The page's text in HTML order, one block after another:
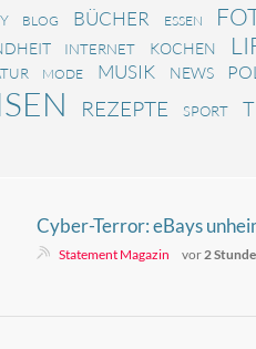
BLOG BÜCHER ESSEN
INTERNET KOCHEN
MODE MUSIK NEWS
REZEPTE SPORT
Cyber-Terror: eBays
Skandal der
Statement Magazin vor2